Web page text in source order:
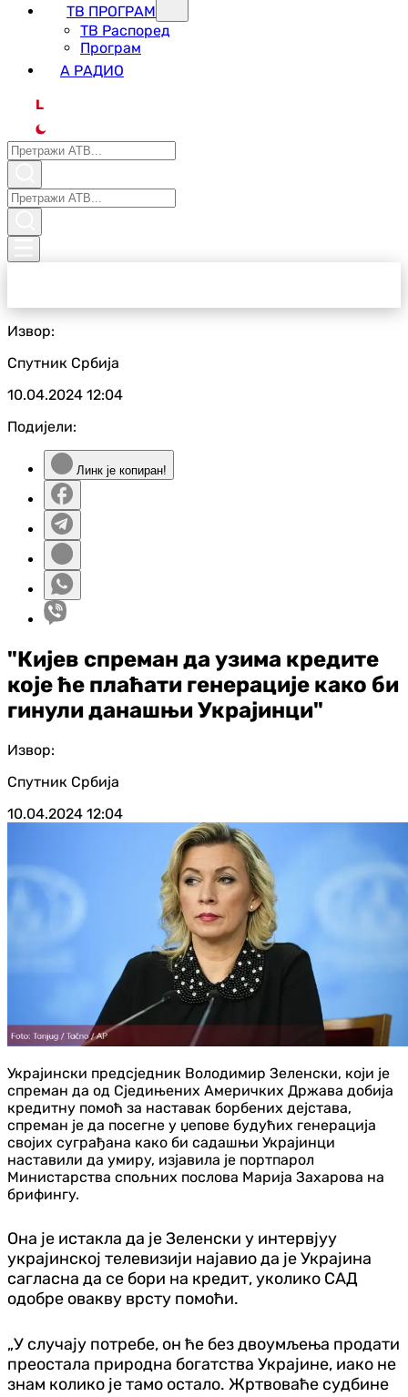
ТВ ПРОГРАМ
ТВ Распоред
Програм
А РАДИО
L
Извор:
Спутник Србија
10.04.2024 12:04
Подијели:
Линк је копиран!
"Кијев спреман да узима кредите
које ће плаћати генерације како би
гинули данашњи Украјинци"
Извор:
Спутник Србија
10.04.2024 12:04
Украјински предсједник Володимир Зеленски, који је
спреман да од Сједињених Америчких Држава добија
кредитну помоћ за наставак борбених дејстава,
спреман је да посегне у џепове будућих генерација
својих суграђана како би садашњи Украјинци
наставили да умиру, изјавила је портпарол
Министарства спољних послова Марија Захарова на
брифингу.
Она је истакла да је Зеленски у интервјуу
украјинској телевизији најавио да је Украјина
сагласна да се бори на кредит, уколико САД
одобре овакву врсту помоћи.
„У случају потребе, он ће без двоумљења продати
преостала природна богатства Украјине, иако не
знам колико је тамо остало. Жртвоваће судбине